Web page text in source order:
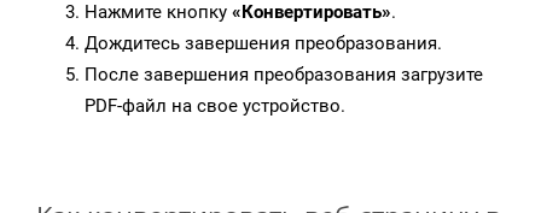
Нажмите кнопку «Конвертировать».
Дождитесь завершения преобразования.
После завершения преобразования загрузите
PDF-файл на свое устройство.